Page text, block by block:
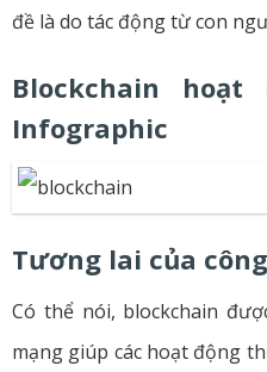
đề là do tác động từ con
Blockchain
Infographic
Tương lai của
Có thể nói, blockchain
mạng giúp các hoạt động